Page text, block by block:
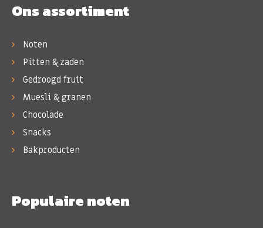
Ons assortiment
Noten
Pitten & zaden
Gedroogd fruit
Muesli & granen
Chocolade
Snacks
Bakproducten
Populaire noten